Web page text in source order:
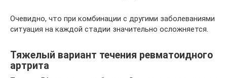
Очевидно, что при комбинации с другими заболеваниями
ситуация на каждой стадии значительно осложняется.
Тяжелый вариант течения ревматоидного
артрита